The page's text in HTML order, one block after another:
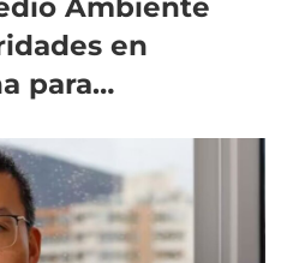
en
para